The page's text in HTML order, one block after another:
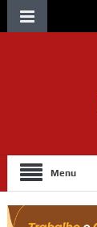
Menu